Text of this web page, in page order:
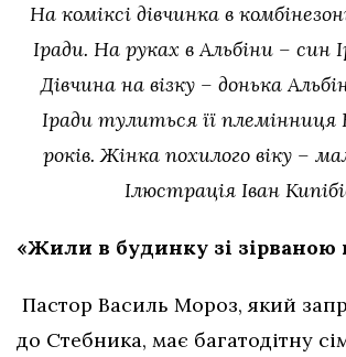
На коміксі дівчинка в
Іради. На руках в Альбіни – син
Дівчина на візку – донька
Іради тулиться її племінниця
років. Жінка похилого віку –
Ілюстрація Іван
«Жили в будинку зі зірваною
Пастор Василь Мороз, який
до Стебника, має багатодітну